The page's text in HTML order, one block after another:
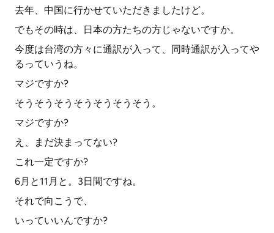
去年、中国に行かせていただきましたけど。
でもその時は、日本の方たちの方じゃないですか。
今度は台湾の方々に通訳が入って、同時通訳が入ってや
るっていうね。
マジですか?
そうそうそうそうそうそうそう。
マジですか?
え、まだ決まってない?
これ一定ですか?
6月と11月と。3日間ですね。
それで向こうで、
いっていいんですか?